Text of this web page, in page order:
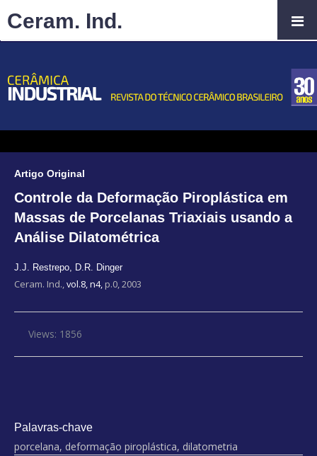
Artigo Original
Controle da Deformação Piroplástica em
Massas de Porcelanas Triaxiais usando a
Análise Dilatométrica
J.J. Restrepo, D.R. Dinger
Ceram. Ind.,vol.8, n4, p.0, 2003
Views: 1856
Palavras-chave
porcelana, deformação piroplástica, dilatometria
Ceram. Ind.